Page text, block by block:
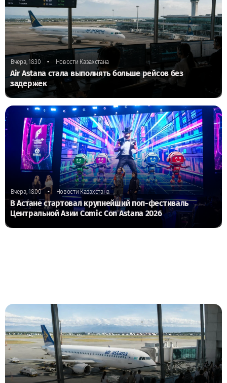
Вчера, 18:30 • Новости Казахстана
Air Astana стала выполнять больше рейсов без
задержек
Вчера, 18:00 • Новости Казахстана
В Астане стартовал крупнейший поп-фестиваль
Центральной Азии Comic Con Astana 2026